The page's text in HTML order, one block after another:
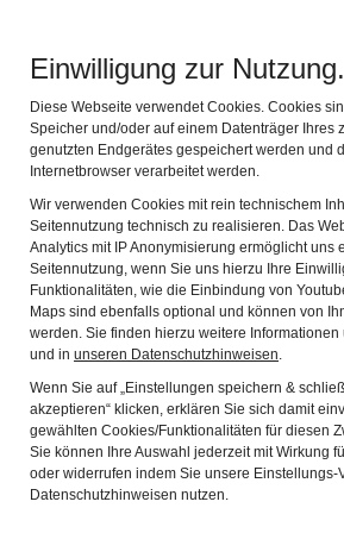
Einwilligung zur Nutzung.
Diese Webseite verwendet Cookies. Cookies
Speicher und/oder auf einem Datenträger Ihres
genutzten Endgerätes gespeichert werden und
Internetbrowser verarbeitet werden.
Wir verwenden Cookies mit rein technischem
Seitennutzung technisch zu realisieren. Das
Analytics mit IP Anonymisierung ermöglicht uns
Seitennutzung, wenn Sie uns hierzu Ihre
Funktionalitäten, wie die Einbindung von
Maps sind ebenfalls optional und können von
werden. Sie finden hierzu weitere Informationen
und in unseren Datenschutzhinweisen.
Wenn Sie auf „Einstellungen speichern &
akzeptieren“ klicken, erklären Sie sich damit
gewählten Cookies/Funktionalitäten für diesen
Sie können Ihre Auswahl jederzeit mit Wirkung
oder widerrufen indem Sie unsere Einstellungs-
Datenschutzhinweisen nutzen.
Fränkisches Freilandmuseum Fladungen
Zurück